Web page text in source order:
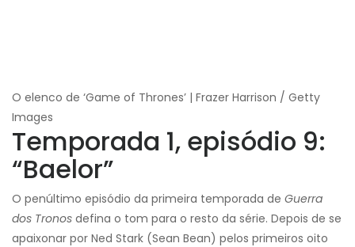
O elenco de ‘Game of Thrones’ | Frazer Harrison / Getty
Images
Temporada 1, episódio 9:
“Baelor”
O penúltimo episódio da primeira temporada de Guerra
dos Tronos defina o tom para o resto da série. Depois de se
apaixonar por Ned Stark (Sean Bean) pelos primeiros oito